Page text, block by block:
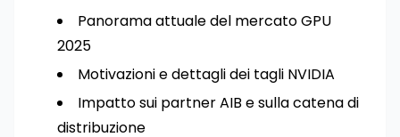
Panorama attuale del mercato GPU
2025
Motivazioni e dettagli dei tagli NVIDIA
Impatto sui partner AIB e sulla catena di
distribuzione